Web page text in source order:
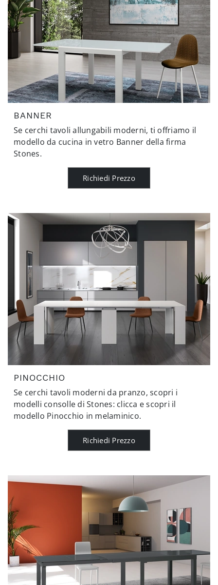
BANNER
Se cerchi tavoli allungabili moderni, ti offriamo il
modello da cucina in vetro Banner della firma
Stones.
Richiedi Prezzo
PINOCCHIO
Se cerchi tavoli moderni da pranzo, scopri i
modelli consolle di Stones: clicca e scopri il
modello Pinocchio in melaminico.
Richiedi Prezzo